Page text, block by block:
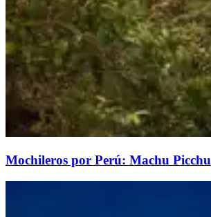
Mochileros por Perú: Machu Picchu